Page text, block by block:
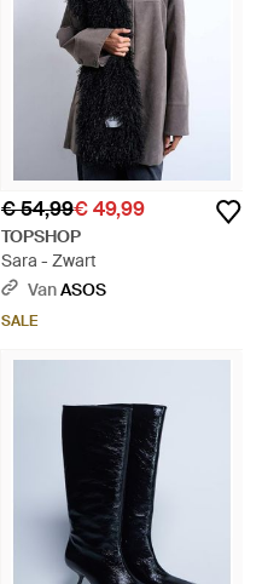
€ 54,99€ 49,99
TOPSHOP
Sara - Zwart
VanASOS
SALE